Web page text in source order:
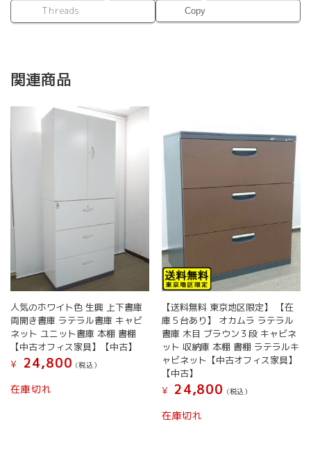
Threads
Copy
関連商品
人気のホワイト色 生興 上下書庫
両開き書庫 ラテラル書庫 キャビ
ネット ユニット書庫 本棚 書棚
【中古オフィス家具】【中古】
¥
24,800 (税込）
在庫切れ
【送料無料 東京地区限定】 【在
庫５台あり】 オカムラ ラテラル
書庫 木目 ブラウン３段 キャビネ
ット 収納庫 本棚 書棚 ラテラルキ
ャビネット【中古オフィス家具】
【中古】
¥ 24,800 (税込）
在庫切れ